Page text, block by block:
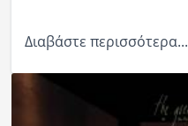
Διαβάστε περισσότερα...